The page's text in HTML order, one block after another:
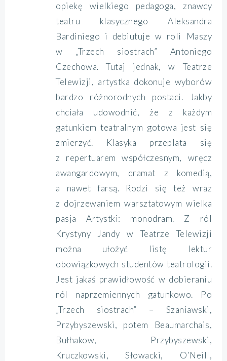
opiekę wielkiego pedagoga, znawcy
teatru klasycznego Aleksandra
Bardiniego i debiutuje w roli Maszy
w „Trzech siostrach” Antoniego
Czechowa. Tutaj jednak, w Teatrze
Telewizji, artystka dokonuje wyborów
bardzo różnorodnych postaci. Jakby
chciała udowodnić, że z każdym
gatunkiem teatralnym gotowa jest się
zmierzyć. Klasyka przeplata się
z repertuarem współczesnym, wręcz
awangardowym, dramat z komedią,
a nawet farsą. Rodzi się też wraz
z dojrzewaniem warsztatowym wielka
pasja Artystki: monodram. Z ról
Krystyny Jandy w Teatrze Telewizji
można ułożyć listę lektur
obowiązkowych studentów teatrologii.
Jest jakaś prawidłowość w dobieraniu
ról naprzemiennych gatunkowo. Po
„Trzech siostrach” – Szaniawski,
Przybyszewski, potem Beaumarchais,
Bułhakow, Przybyszewski,
Kruczkowski, Słowacki, O’Neill,